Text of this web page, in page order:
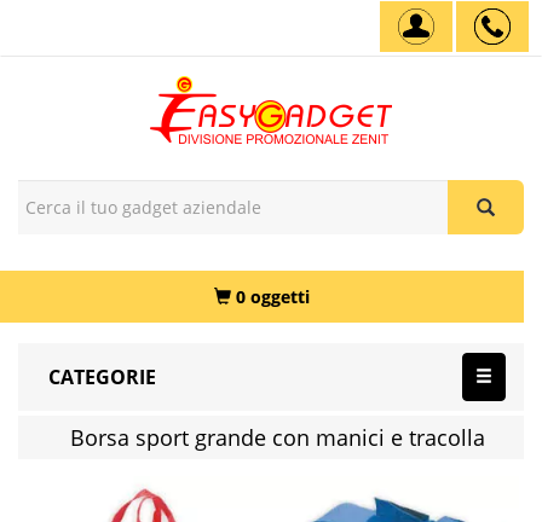
0 oggetti
CATEGORIE
Borsa sport grande con manici e tracolla